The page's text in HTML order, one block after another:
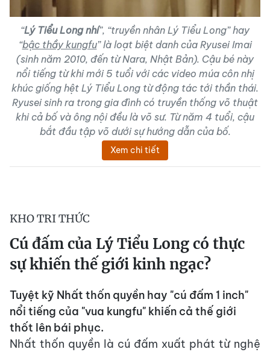
“Lý Tiểu Long nhí”, “truyền nhân Lý Tiểu Long” hay
“bậc thầy kungfu” là loạt biệt danh của Ryusei Imai
(sinh năm 2010, đến từ Nara, Nhật Bản). Cậu bé này
nổi tiếng từ khi mới 5 tuổi với các video múa côn nhị
khúc giống hệt Lý Tiểu Long từ động tác tới thần thái.
Ryusei sinh ra trong gia đình có truyền thống võ thuật
khi cả bố và ông nội đều là võ sư. Từ năm 4 tuổi, cậu
bắt đầu tập võ dưới sự hướng dẫn của bố.
Xem chi tiết
KHO TRI THỨC
Cú đấm của Lý Tiểu Long có thực
sự khiến thế giới kinh ngạc?
Tuyệt kỹ Nhất thốn quyền hay "cú đấm 1 inch"
nổi tiếng của "vua kungfu" khiến cả thế giới
thốt lên bái phục.
Nhất thốn quyền là cú đấm xuất phát từ nghệ